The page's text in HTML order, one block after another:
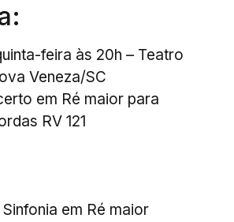
feira às 20h – Teatro
Veneza/SC
em Ré maior para
RV 121
em Ré maior